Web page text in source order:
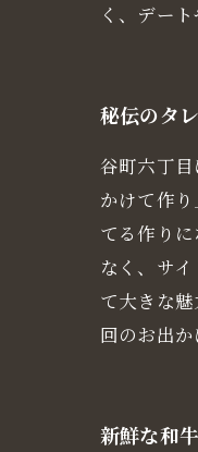
く、デー
秘伝のタ
谷町六丁
かけて作
てる作り
なく、サ
て大きな
回のお出か
新鮮な和